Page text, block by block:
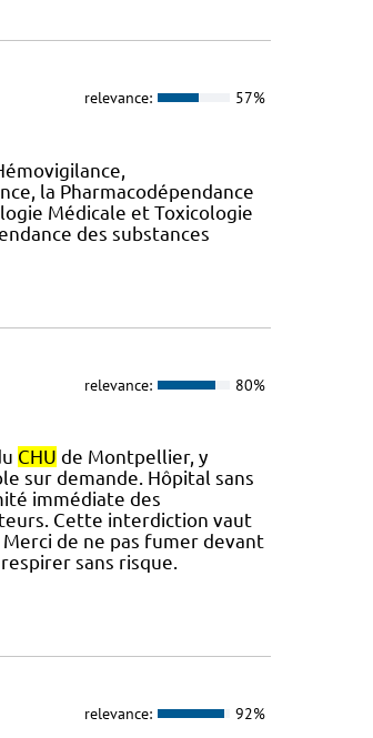
relevance: 57%
la Pharmacodépendance
Médicale et Toxicologie
des substances
relevance: 80%
CHU de Montpellier, y
sur demande. Hôpital sans
immédiate des
Cette interdiction vaut
de ne pas fumer devant
sans risque.
relevance: 92%